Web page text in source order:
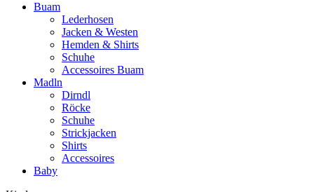
Buam
Lederhosen
Jacken & Westen
Hemden & Shirts
Schuhe
Accessoires Buam
Madln
Dirndl
Röcke
Schuhe
Strickjacken
Shirts
Accessoires
Baby